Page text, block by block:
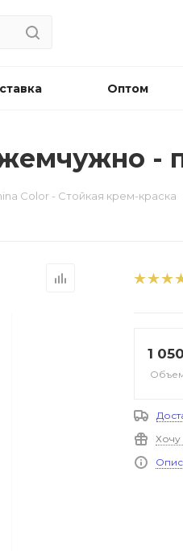
Оптом
-
Color - Стойкая крем-краска
1 050
Хочу